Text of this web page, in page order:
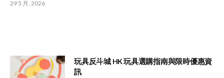
29 5 月, 2026
玩具反斗城 HK 玩具選購指南與限時優惠資
訊